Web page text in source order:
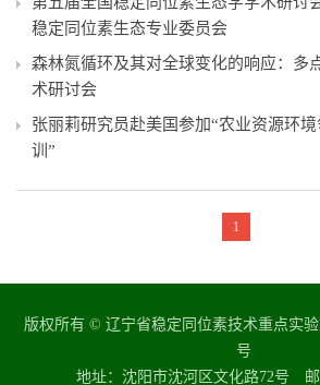
稳定同位素生态专业委员会
森林氮循环及其对全球变化的响应：多
术研讨会
张丽莉研究员赴美国参加“农业资源环
训”
1
版权所有 © 辽宁省稳定同位素技术重点实
号
地址：沈阳市沈河区文化路72号